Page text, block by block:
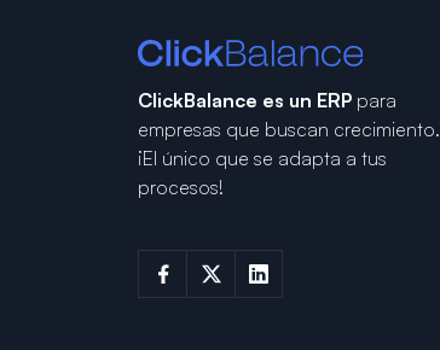
ClickBalance es un ERP para
empresas que buscan crecimiento.
¡El único que se adapta a tus
procesos!